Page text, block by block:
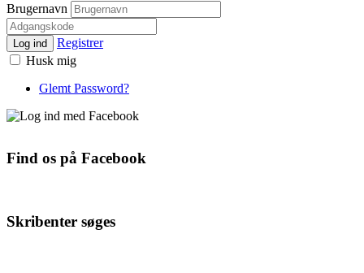
Brugernavn
Log ind
Registrer
Husk mig
Glemt Password?
Find os på Facebook
Skribenter søges